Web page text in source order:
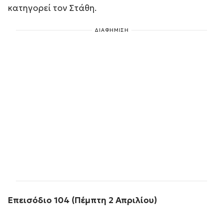
κατηγορεί τον Στάθη.
ΔΙΑΦΗΜΙΣΗ
Επεισόδιο 104 (Πέμπτη 2 Απριλίου)